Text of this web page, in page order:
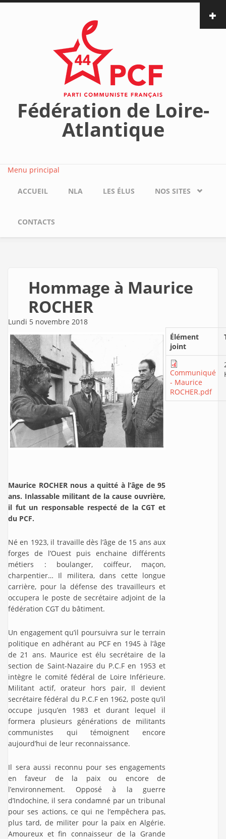
Aller au contenu principal
Fédération de Loire-
Atlantique
Menu principal
ACCUEIL NLA LES ÉLUS NOS SITES
CONTACTS
Hommage à Maurice
ROCHER
Lundi 5 novembre 2018
Maurice ROCHER nous a quitté à l’âge de 95
ans. Inlassable militant de la cause ouvrière,
il fut un responsable respecté de la CGT et
du PCF.
Né en 1923, il travaille dès l’âge de 15 ans aux
forges de l’Ouest puis enchaine différents
métiers : boulanger, coiffeur, maçon,
charpentier… Il militera, dans cette longue
carrière, pour la défense des travailleurs et
occupera le poste de secrétaire adjoint de la
fédération CGT du bâtiment.
Un engagement qu’il poursuivra sur le terrain
politique en adhérant au PCF en 1945 à l’âge
de 21 ans. Maurice est élu secrétaire de la
section de Saint-Nazaire du P.C.F en 1953 et
intègre le comité fédéral de Loire Inférieure.
Militant actif, orateur hors pair, Il devient
secrétaire fédéral du P.C.F en 1962, poste qu’il
occupe jusqu’en 1983 et durant lequel il
formera plusieurs générations de militants
communistes qui témoignent encore
aujourd’hui de leur reconnaissance.
Il sera aussi reconnu pour ses engagements
en faveur de la paix ou encore de
l’environnement. Opposé à la guerre
d’Indochine, il sera condamné par un tribunal
pour ses actions, ce qui ne l’empêchera pas,
plus tard, de militer pour la paix en Algérie.
Amoureux et fin connaisseur de la Grande
Élément
joint
Communiqué
- Maurice
ROCHER.pdf